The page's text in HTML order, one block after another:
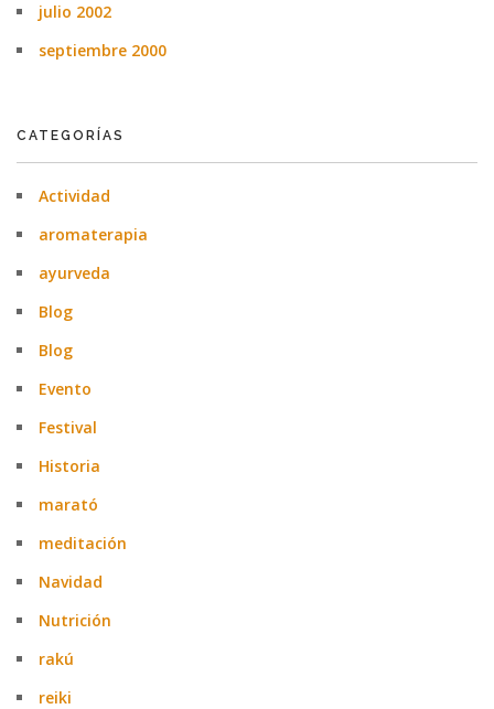
julio 2002
septiembre 2000
CATEGORÍAS
Actividad
aromaterapia
ayurveda
Blog
Blog
Evento
Festival
Historia
marató
meditación
Navidad
Nutrición
rakú
reiki